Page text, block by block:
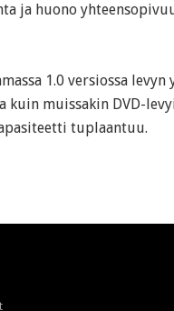
ja huono
1.0 versiossa
kuin muissakin DVD-
tuplaantuu.